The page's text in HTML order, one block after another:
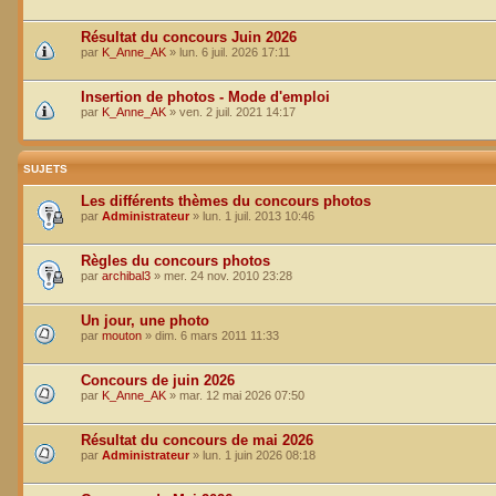
Résultat du concours Juin 2026
par K_Anne_AK » lun. 6 juil. 2026 17:11
Insertion de photos - Mode d'emploi
par K_Anne_AK » ven. 2 juil. 2021 14:17
SUJETS
Les différents thèmes du concours photos
par Administrateur » lun. 1 juil. 2013 10:46
Règles du concours photos
par archibal3 » mer. 24 nov. 2010 23:28
Un jour, une photo
par mouton » dim. 6 mars 2011 11:33
Concours de juin 2026
par K_Anne_AK » mar. 12 mai 2026 07:50
Résultat du concours de mai 2026
par Administrateur » lun. 1 juin 2026 08:18